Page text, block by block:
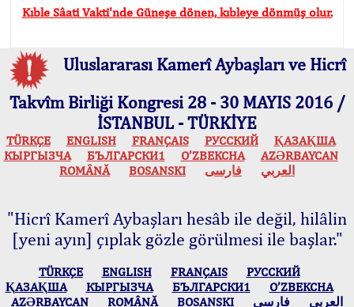
Kıble Sâati Vakti'nde Güneşe dönen, kıbleye dönmüş olur.
Uluslararası Kamerî Aybaşları ve Hicrî
Takvîm Birliği Kongresi 28 - 30 MAYIS 2016 /
İSTANBUL - TÜRKİYE
TÜRKÇE ENGLISH FRANÇAIS РУССКИЙ
ҚАЗАҚША
КЫPГЫЗЧA
БЪЛГАРСКИ1 O’ZBEKCHA
AZӘRBAYCAN
ROMÂNĂ
BOSANSKI العربي فارسی
"Hicrî Kamerî Aybaşları hesâb ile değil, hilâlin
[yeni ayın] çıplak gözle görülmesi ile başlar."
TÜRKÇE ENGLISH FRANÇAIS
РУССКИЙ
ҚАЗАҚША
КЫPГЫЗЧA БЪЛГАРСКИ1
O’ZBEKCHA
AZӘRBAYCAN
ROMÂNĂ BOSANSKI العربي فارسی